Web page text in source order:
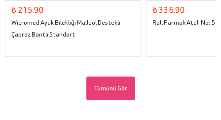
₺ 215.90
Wicromed Ayak Bilekliği Malleol Destekli
Çapraz Bantlı Standart
₺ 336.90
Roll Parmak Ateli No: 5
Tümünü Gör